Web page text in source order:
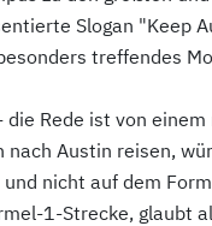
Slogan "Keep
treffendes
Rede ist von
Austin reisen,
nicht auf dem
1-Strecke, glaubt